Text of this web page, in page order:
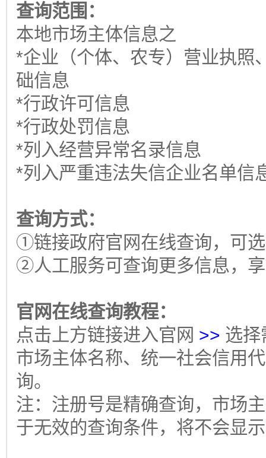
查询范围：
本地市场主体信息之
*企业（个体、农专）营业执照
础信息
*行政许可信息
*行政处罚信息
*列入经营异常名录信息
*列入严重违法失信企业名单信
查询方式：
①链接政府官网在线查询，可
②人工服务可查询更多信息，
官网在线查询教程：
点击上方链接进入官网 >> 选择
市场主体名称、统一社会信用
询。
注：注册号是精确查询，市场
于无效的查询条件，将不会显